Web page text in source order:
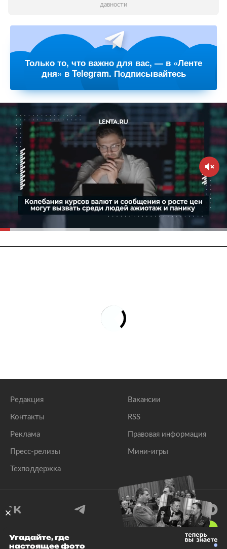
давности
Только то, что важно для вас, — в «Ленте
дня» в Telegram. Подписывайтесь
Редакция
Контакты
Реклама
Пресс-релизы
Техподдержка
Вакансии
RSS
Правовая информация
Мини-игры
© 1999–2026 Все права защищены.
Угадайте, где
настоящее фото